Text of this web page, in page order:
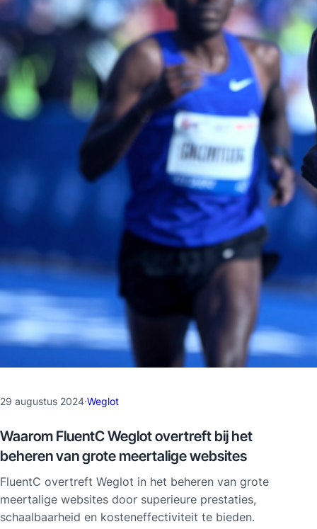
29 augustus 2024·Weglot
Waarom FluentC Weglot overtreft bij het
beheren van grote meertalige websites
FluentC overtreft Weglot in het beheren van grote
meertalige websites door superieure prestaties,
schaalbaarheid en kosteneffectiviteit te bieden.